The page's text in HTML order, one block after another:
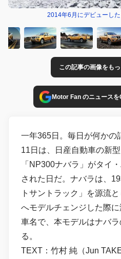
2014年6月にデビューした
この記事の画像をも
Motor Fan のニュース
一年365日。毎日が何かの
11日は、日産自動車の新
「NP300ナバラ」がタイ
された日だ。ナバラは、
トサントラック」を源流
へモデルチェンジした際
車名で、本モデルはナバ
る。
TEXT：竹村 純（Jun